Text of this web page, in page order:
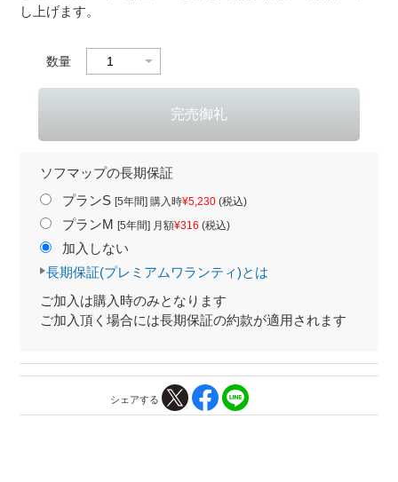
し上げます。
数量
ソフマップの長期保証
プランS [5年間] 購入時¥5,230(税込)
プランM [5年間] 月額¥316 (税込)
加入しない
長期保証(プレミアムワランティ)とは
ご加入は購入時のみとなります
ご加入頂く場合には長期保証の約款が適用されます
シェアする